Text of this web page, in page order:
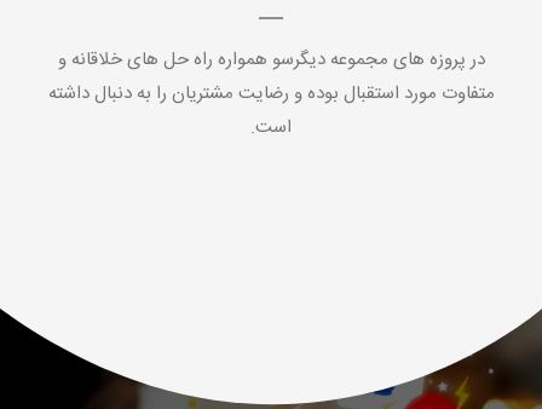
در پروزه های مجموعه دیگرسو همواره راه حل های خلاقانه و
متفاوت مورد استقبال بوده و رضایت مشتریان را به دنبال داشته
است.